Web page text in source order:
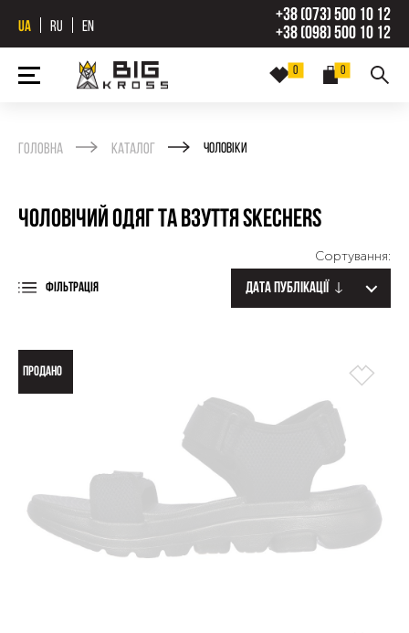
UA RU EN
+38 (073) 500 10 12
+38 (098) 500 10 12
0
0
Головна Каталог Чоловіки
Чоловічий одяг та взуття Skechers
ФІЛЬТРАЦІЯ
Сортування:
Дата публікації
ПРОДАНО